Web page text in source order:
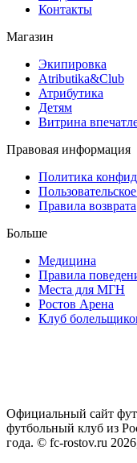
Контакты
Магазин
Экипировка
Atributika&Club
Атрибутика
Детям
Витрина
Правовая информация
Политика
Правила возврата
Больше
Медицина
Правила
Места для МГН
Ростов Арена
Клуб
Официальный сайт
футбольный клуб из
года. © fc-rostov.ru